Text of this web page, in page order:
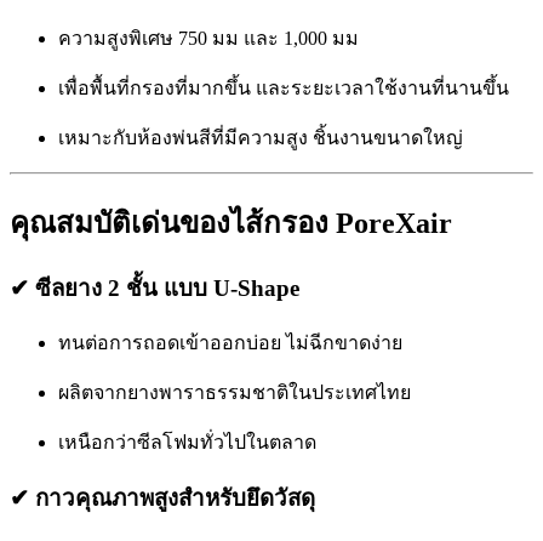
ความสูงพิเศษ 750 มม และ 1,000 มม
เพื่อพื้นที่กรองที่มากขึ้น และระยะเวลาใช้งานที่นานขึ้น
เหมาะกับห้องพ่นสีที่มีความสูง ชิ้นงานขนาดใหญ่
คุณสมบัติเด่นของไส้กรอง PoreXair
✔ ซีลยาง 2 ชั้น แบบ U-Shape
ทนต่อการถอดเข้าออกบ่อย ไม่ฉีกขาดง่าย
ผลิตจากยางพาราธรรมชาติในประเทศไทย
เหนือกว่าซีลโฟมทั่วไปในตลาด
✔ กาวคุณภาพสูงสำหรับยึดวัสดุ